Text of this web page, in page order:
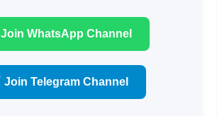
Join WhatsApp Channel
Join Telegram Channel